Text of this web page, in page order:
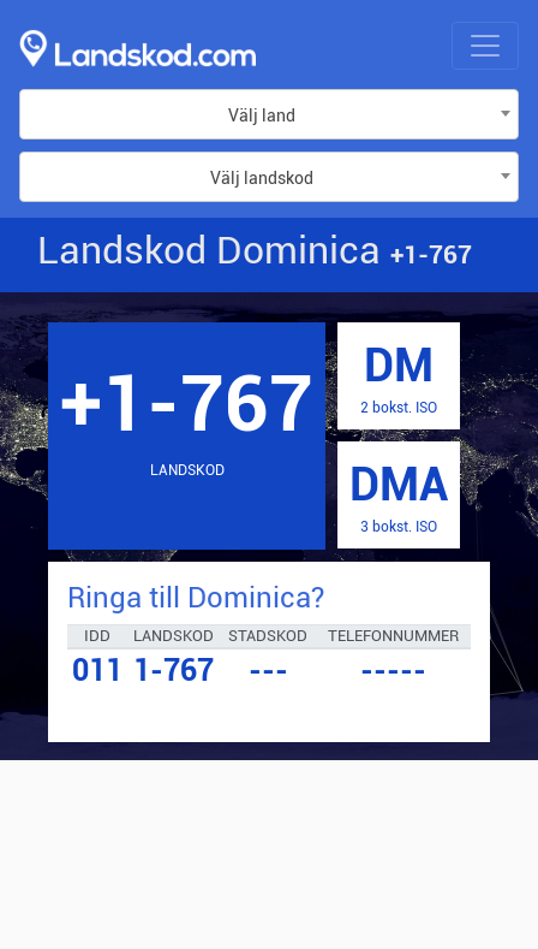
Välj land
Välj landskod
Landskod Dominica +1-767
+1-767
LANDSKOD
DM
2 bokst. ISO
DMA
3 bokst. ISO
Ringa till Dominica?
IDD LANDSKOD STADSKOD TELEFONNUMMER
011 1-767 --- -----